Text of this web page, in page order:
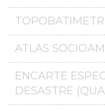
ATLAS
ENCARTE
DESASTRE